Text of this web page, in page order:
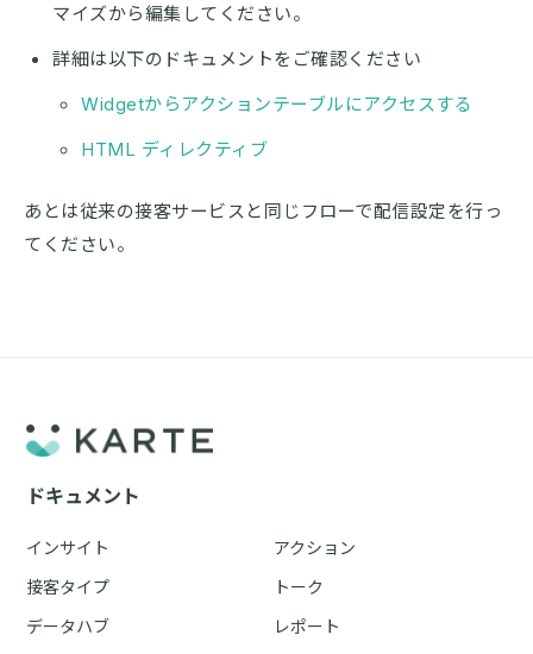
マイズから編集してください。
詳細は以下のドキュメントをご確認ください
Widgetからアクションテーブルにアクセスする
HTML ディレクティブ
あとは従来の接客サービスと同じフローで配信設定を行っ
てください。
ドキュメント
インサイト
アクション
接客タイプ
トーク
データハブ
レポート